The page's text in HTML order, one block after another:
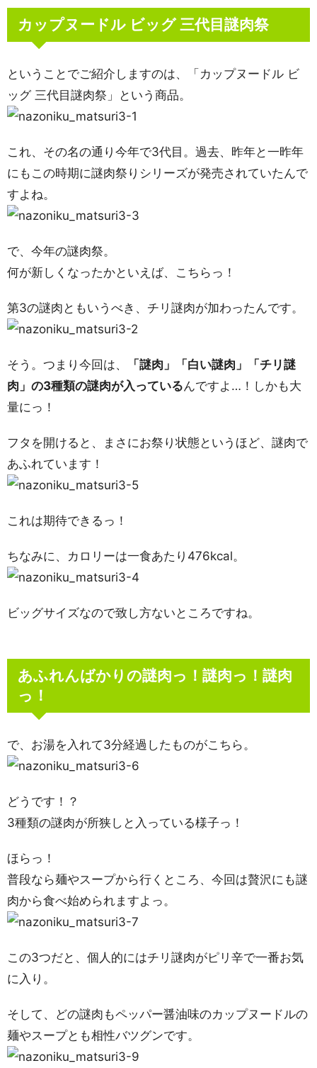
カップヌードル ビッグ 三代目謎肉祭
ということでご紹介しますのは、「カップヌードル ビ
ッグ 三代目謎肉祭」という商品。
これ、その名の通り今年で3代目。過去、昨年と一昨年
にもこの時期に謎肉祭りシリーズが発売されていたんで
すよね。
で、今年の謎肉祭。
何が新しくなったかといえば、こちらっ！
第3の謎肉ともいうべき、チリ謎肉が加わったんです。
そう。つまり今回は、
「謎肉」「白い謎肉」「チリ謎
肉」の3種類の謎肉が入っているんですよ…！しかも大
量にっ！
フタを開けると、まさにお祭り状態というほど、謎肉で
あふれています！
これは期待できるっ！
ちなみに、カロリーは一食あたり476kcal。
ビッグサイズなので致し方ないところですね。
あふれんばかりの謎肉っ！謎肉っ！謎肉
っ！
で、お湯を入れて3分経過したものがこちら。
どうです！？
3種類の謎肉が所狭しと入っている様子っ！
ほらっ！
普段なら麺やスープから行くところ、今回は贅沢にも謎
肉から食べ始められますよっ。
この3つだと、個人的にはチリ謎肉がピリ辛で一番お気
に入り。
そして、どの謎肉もペッパー醤油味のカップヌードルの
麺やスープとも相性バツグンです。